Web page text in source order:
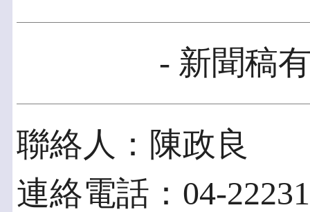
- 新聞稿
聯絡人：陳政良
連絡電話：04-